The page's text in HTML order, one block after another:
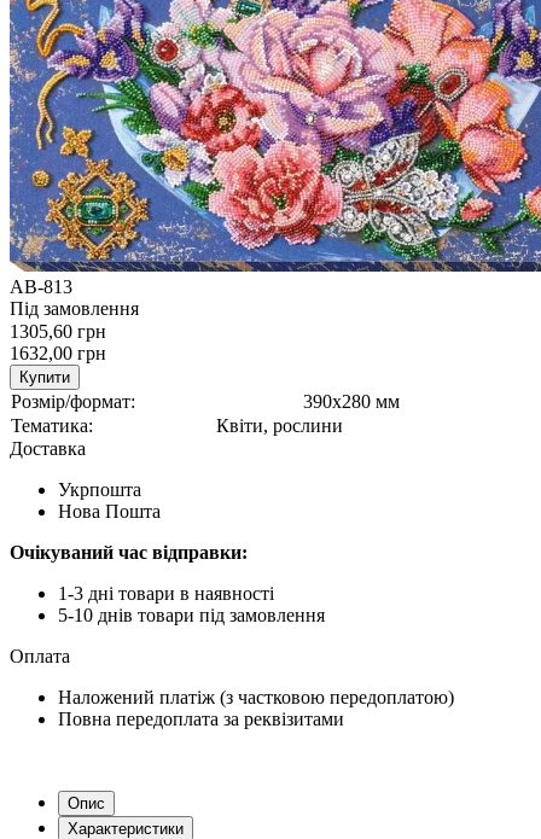
АВ-813
Під замовлення
1305,60 грн
1632,00 грн
Купити
Розмір/формат:
390х280 мм
Тематика:
Квіти, рослини
Доставка
Укрпошта
Нова Пошта
Очікуваний час відправки:
1-3 дні товари в наявності
5-10 днів товари під замовлення
Оплата
Наложений платіж (з частковою передоплатою)
Повна передоплата за реквізитами
Опис
Характеристики